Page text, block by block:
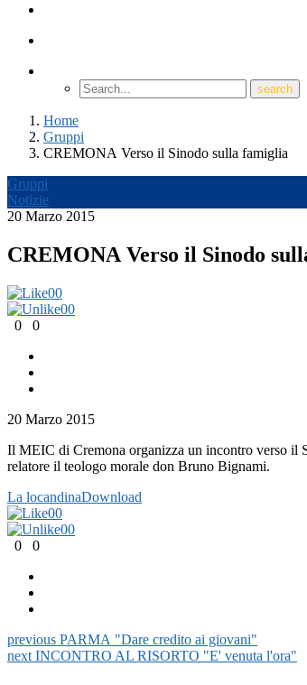
Home
Gruppi
CREMONA Verso il Sinodo sulla famiglia
Gruppi
Notizie
20 Marzo 2015
CREMONA Verso il Sinodo
00
00
0
0
20 Marzo 2015
Il MEIC di Cremona organizza un incontro verso il
relatore il teologo morale don Bruno Bignami.
La locandinaDownload
00
00
0
0
previous PARMA "Dare credito ai giovani"
next INCONTRO AL RISORTO "E' venuta l'ora"